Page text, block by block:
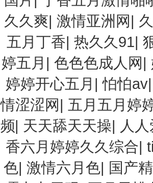
久久爽| 激情亚洲网|
五月丁香|热久久91|
婷五月 | 色色色成人网|
婷婷开心五月 |怕怕av|
情涩涩网| 五月五月婷
频| 天天舔天天操| 人
香六月婷婷久久综合|
色| 激情六月色| 国产